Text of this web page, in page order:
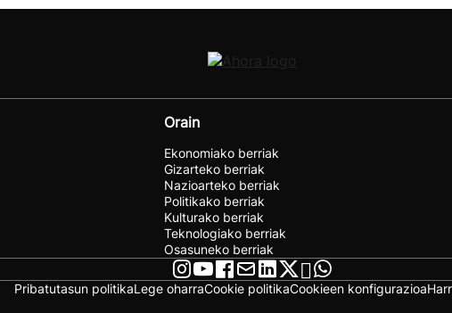
Orain
Ekonomiako berriak
Gizarteko berriak
Nazioarteko berriak
Politikako berriak
Kulturako berriak
Teknologiako berriak
Osasuneko berriak
Pribatutasun politikaLege oharraCookie politikaCookieen konfigurazioa